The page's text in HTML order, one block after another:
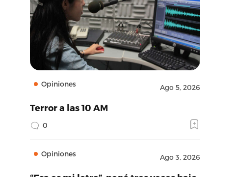
Opiniones Ago 5, 2026
Terror a las 10 AM
0
Opiniones Ago 3, 2026